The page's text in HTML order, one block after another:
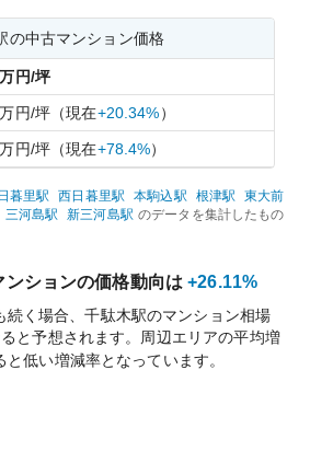
の中古マンション価格
万円/坪
万円/坪 （現在+20.34%）
万円/坪 （現在+78.4%）
日暮里駅 西日暮里駅 本駒込駅 根津駅
東大前
三河島駅 新三河島駅 のデータを集計したもの
ンションの価格動向は +26.11%
続く場合、千駄木駅のマンション相場
と予想されます。周辺エリアの平均増
と低い増減率となっています。